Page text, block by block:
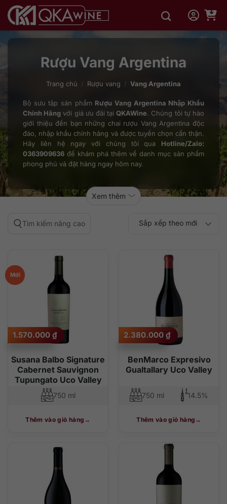
qua
dung
Rượu Vang Argentina
Trang chủ / Rượu vang / Vang Argentina
Bộ sưu tập sản phẩm Rượu Vang Argentina Nhập Khẩu
Chính Hãng với giá ưu đãi tạiQKAWine. Chúng tôi tự hào
giới thiệu đến bạn những chai rượu Vang Argentina độc
đáo, nhập khẩu chính hãng và được tuyển chọn cẩn thận.
Hãy liên hệ ngay với chúng tôi qua Hotline/Zalo:
0363909636 để khám phá thêm về danh mục sản phẩm
phong phú và đặt hàng ngay hôm nay.
Xem thêm
Tìm kiếm nâng cao Sắp xếp theo
Sắp xếp theo mới
Mới
Susana Balbo Signature
Cabernet Sauvignon
Tupungato Uco Valley
1.570.000 ₫
750 ml
Thêm vào giỏ hàng
BenMarco Expresivo
Gualtallary Uco Valley
2.380.000 ₫
750 ml 14.5%
Thêm vào giỏ hàng